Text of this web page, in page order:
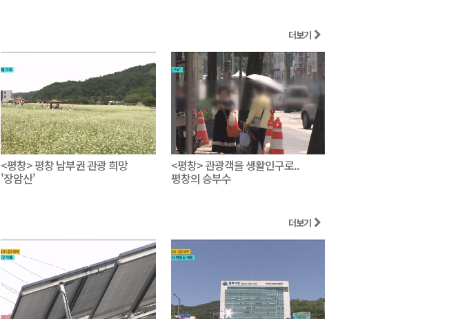
더보기
<평창> 평창 남부권 관광 희망
'장암산'
<평창> 관광객을 생활인구로..
평창의 승부수
더보기